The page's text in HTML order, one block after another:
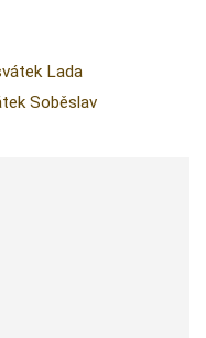
Lada
Soběslav